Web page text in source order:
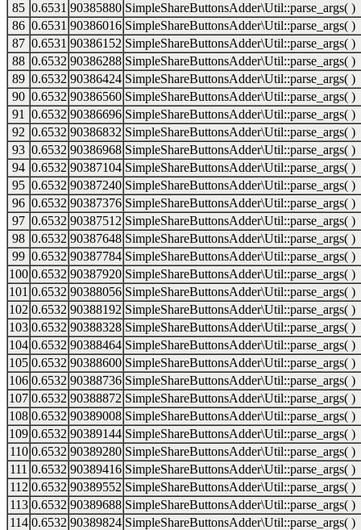
85 0.6531 90385880 SimpleShareButtonsAdder\Util::parse_args( )
86 0.6531 90386016 SimpleShareButtonsAdder\Util::parse_args( )
87 0.6531 90386152 SimpleShareButtonsAdder\Util::parse_args( )
88 0.6532 90386288 SimpleShareButtonsAdder\Util::parse_args( )
89 0.6532 90386424 SimpleShareButtonsAdder\Util::parse_args( )
90 0.6532 90386560 SimpleShareButtonsAdder\Util::parse_args( )
91
0.6532 90386696 SimpleShareButtonsAdder\Util::parse_args( )
92 0.6532 90386832 SimpleShareButtonsAdder\Util::parse_args( )
93 0.6532 90386968 SimpleShareButtonsAdder\Util::parse_args( )
94 0.6532 90387104 SimpleShareButtonsAdder\Util::parse_args( )
95 0.6532 90387240 SimpleShareButtonsAdder\Util::parse_args( )
96 0.6532 90387376 SimpleShareButtonsAdder\Util::parse_args( )
97 0.6532 90387512 SimpleShareButtonsAdder\Util::parse_args( )
98 0.6532 90387648 SimpleShareButtonsAdder\Util::parse_args( )
99 0.6532 90387784 SimpleShareButtonsAdder\Util::parse_args( )
100 0.6532 90387920 SimpleShareButtonsAdder\Util::parse_args( )
101 0.6532 90388056 SimpleShareButtonsAdder\Util::parse_args( )
102 0.6532 90388192 SimpleShareButtonsAdder\Util::parse_args( )
103 0.6532 90388328 SimpleShareButtonsAdder\Util::parse_args( )
104 0.6532 90388464 SimpleShareButtonsAdder\Util::parse_args( )
105 0.6532 90388600 SimpleShareButtonsAdder\Util::parse_args( )
106 0.6532 90388736 SimpleShareButtonsAdder\Util::parse_args( )
107 0.6532 90388872 SimpleShareButtonsAdder\Util::parse_args( )
108 0.6532 90389008 SimpleShareButtonsAdder\Util::parse_args( )
109 0.6532 90389144 SimpleShareButtonsAdder\Util::parse_args( )
110 0.6532 90389280 SimpleShareButtonsAdder\Util::parse_args( )
111 0.6532 90389416 SimpleShareButtonsAdder\Util::parse_args( )
112 0.6532 90389552 SimpleShareButtonsAdder\Util::parse_args( )
113 0.6532 90389688 SimpleShareButtonsAdder\Util::parse_args( )
114 0.6532 90389824 SimpleShareButtonsAdder\Util::parse_args( )